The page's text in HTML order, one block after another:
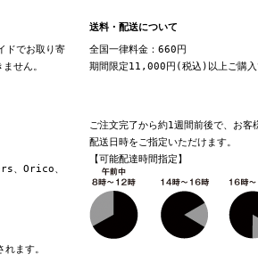
ドでお取り寄
せん。
、Orico、
ます。
送料・配送について
全国一律料金：660円
期間限定11,000円(税込)以上ご購入
ご注文完了から約1週間前後で、お客
配送日時をご指定いただけます。
【可能配達時間指定】